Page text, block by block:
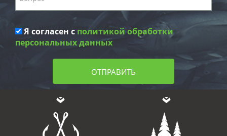
Я согласен с политикой обработки
персональных данных
ОТПРАВИТЬ